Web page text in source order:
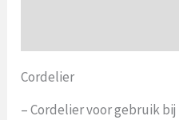
Cordelier
– Cordelier voor gebruik